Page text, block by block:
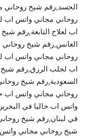
الحسد,رقم شيخ
روحاني مجاني واتس اب
اب لعلاج التابعة,رقم
العانس,رقم شيخ
روحاني مجاني واتس اب
اب لجلب الرزق,رقم
السعودية,رقم شيخ
روحاني مجاني واتس اب
واتس اب حاليا في
في لبنان,رقم شيخ
شيخ روحاني مجاني